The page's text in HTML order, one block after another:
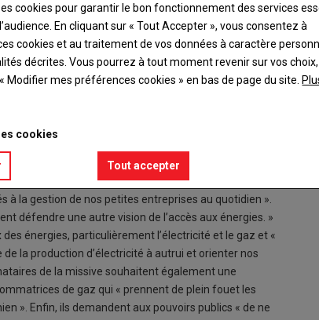
de créations d’amortisseurs, de parapluies et
la gestion de nos petites entreprises au quotidien ».
défendre une autre vision de l’accès aux énergies. »
énergies, particulièrement l’électricité et le gaz et «
de la production d’électricité à autrui et orienter nos
de la missive souhaitent également une
de gaz qui « prennent de plein fouet les
». Enfin, ils demandent aux pouvoirs publics « de ne
cookies pour garantir le bon fonctionnement des services
En cliquant sur « Tout Accepter », vous consentez à
cookies et au traitement de vos données à caractère
décrites. Vous pourrez à tout moment revenir sur vos
Modifier mes préférences cookies » en bas de page du site.
cookies
Tout accepter